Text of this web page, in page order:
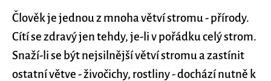
Člověk je jednou z mnoha větví stromu - přírody.
Cítí se zdravý jen tehdy, je-li v pořádku celý strom.
Snaží-li se být nejsilnější větví stromu a zastínit
ostatní větve - živočichy, rostliny - dochází nutně k